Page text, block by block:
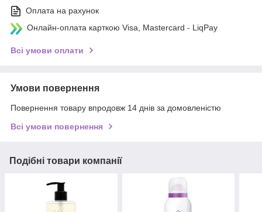
Оплата на рахунок
Онлайн-оплата карткою Visa, Mastercard - LiqPay
Всі умови оплати
Умови повернення
Повернення товару впродовж 14 днів за домовленістю
Всі умови повернення
Подібні товари компанії